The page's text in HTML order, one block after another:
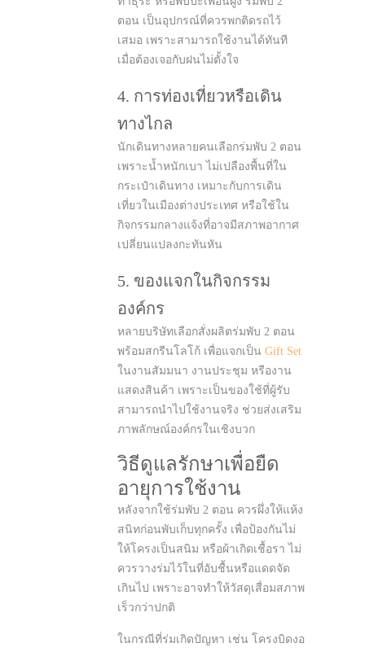
ตอน เป็นอุปกรณ์ที่ควรพกติดรถไว้
เสมอ เพราะสามารถใช้งานได้ทันที
เมื่อต้องเจอกับฝนไม่ตั้งใจ
4. การท่องเที่ยวหรือเดิน
ทางไกล
นักเดินทางหลายคนเลือกร่มพับ 2 ตอน
เพราะน้ำหนักเบา ไม่เปลืองพื้นที่ใน
กระเป๋าเดินทาง เหมาะกับการเดิน
เที่ยวในเมืองต่างประเทศ หรือใช้ใน
กิจกรรมกลางแจ้งที่อาจมีสภาพอากาศ
เปลี่ยนแปลงกะทันหัน
5. ของแจกในกิจกรรม
องค์กร
หลายบริษัทเลือกสั่งผลิตร่มพับ 2 ตอน
พร้อมสกรีนโลโก้ เพื่อแจกเป็น Gift Set
ในงานสัมมนา งานประชุม หรืองาน
แสดงสินค้า เพราะเป็นของใช้ที่ผู้รับ
สามารถนำไปใช้งานจริง ช่วยส่งเสริม
ภาพลักษณ์องค์กรในเชิงบวก
วิธีดูแลรักษาเพื่อยืด
อายุการใช้งาน
หลังจากใช้ร่มพับ 2 ตอน ควรผึ่งให้แห้ง
สนิทก่อนพับเก็บทุกครั้ง เพื่อป้องกันไม่
ให้โครงเป็นสนิม หรือผ้าเกิดเชื้อรา ไม่
ควรวางร่มไว้ในที่อับชื้นหรือแดดจัด
เกินไป เพราะอาจทำให้วัสดุเสื่อมสภาพ
เร็วกว่าปกติ
ในกรณีที่ร่มเกิดปัญหา เช่น โครงบิดงอ